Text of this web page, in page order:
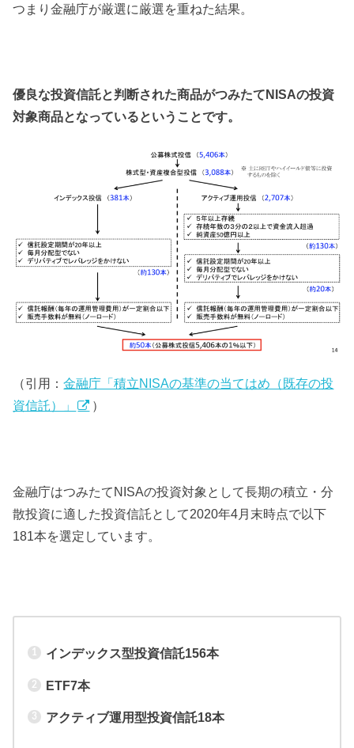
つまり金融庁が厳選に厳選を重ねた結果。
優良な投資信託と判断された商品がつみたてNISAの投資
対象商品となっているということです。
（引用：金融庁「積立NISAの基準の当てはめ（既存の投
資信託）」
）
金融庁はつみたてNISAの投資対象として長期の積立・分
散投資に適した投資信託として2020年4月末時点で以下
181本を選定しています。
インデックス型投資信託156本
ETF7本
アクティブ運用型投資信託18本